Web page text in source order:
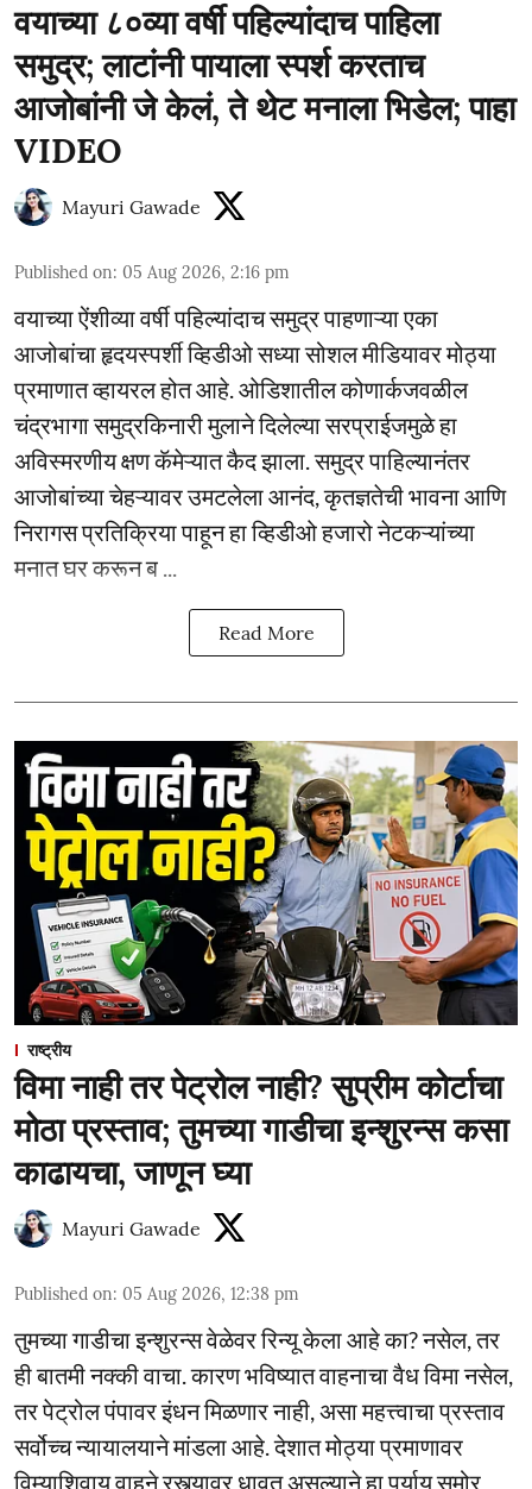
वयाच्या ८०व्या वर्षी पहिल्यांदाच पाहिला
समुद्र; लाटांनी पायाला स्पर्श करताच
आजोबांनी जे केलं, ते थेट मनाला भिडेल; पाहा
VIDEO
Mayuri Gawade
Published on: 05 Aug 2026, 2:16 pm
वयाच्या ऐंशीव्या वर्षी पहिल्यांदाच समुद्र पाहणाऱ्या एका
आजोबांचा हृदयस्पर्शी व्हिडीओ सध्या सोशल मीडियावर मोठ्या
प्रमाणात व्हायरल होत आहे. ओडिशातील कोणार्कजवळील
चंद्रभागा समुद्रकिनारी मुलाने दिलेल्या सरप्राईजमुळे हा
अविस्मरणीय क्षण कॅमेऱ्यात कैद झाला. समुद्र पाहिल्यानंतर
आजोबांच्या चेहऱ्यावर उमटलेला आनंद, कृतज्ञतेची भावना आणि
निरागस प्रतिक्रिया पाहून हा व्हिडीओ हजारो नेटकऱ्यांच्या
मनात घर करून ब ...
Read More
राष्ट्रीय
विमा नाही तर पेट्रोल नाही? सुप्रीम कोर्टाचा
मोठा प्रस्ताव; तुमच्या गाडीचा इन्शुरन्स कसा
काढायचा, जाणून घ्या
Mayuri Gawade
Published on: 05 Aug 2026, 12:38 pm
तुमच्या गाडीचा इन्शुरन्स वेळेवर रिन्यू केला आहे का? नसेल, तर
ही बातमी नक्की वाचा. कारण भविष्यात वाहनाचा वैध विमा नसेल,
तर पेट्रोल पंपावर इंधन मिळणार नाही, असा महत्त्वाचा प्रस्ताव
सर्वोच्च न्यायालयाने मांडला आहे. देशात मोठ्या प्रमाणावर
विम्याशिवाय वाहने रस्त्यावर धावत असल्याने हा पर्याय समोर